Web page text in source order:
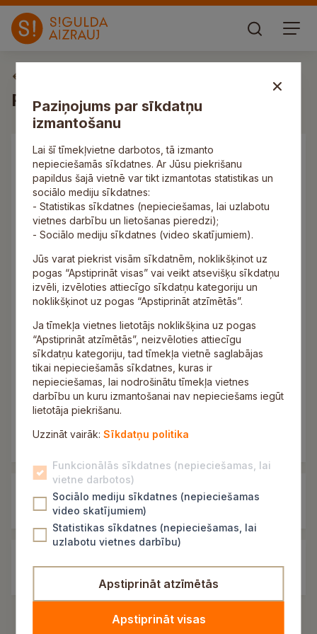
Pirmsskolas izglītība
Pirmsskolas izglītības iestādes
PII “Ābelīte”
PII “Ieviņa”
PII “Krimulda”
PII “Māllēpīte”
PII “Pasaciņa”
PII “Pīlādzītis”
PII “Saulīte”
PII “Tornīši”
Allažu pamatskolas pirmsskolas grupa
Garlība Merķeļa Lēdurgas pamatskolas
pirmsskolas grupa
Inčukalna pamatskolas pirmsskolas grupa
Mores pamatskolas pirmsskolas grupa
PII “Ezerciems”
PII “Minka”
Pašvaldības līdzfinansējums
privātajiem bērnudārziem
pirmsskolas izglītības iestādēs
Paziņojums par sīkdatņu
izmantošanu
Lai šī tīmekļvietne darbotos, tā izmanto
nepieciešamās sīkdatnes. Ar Jūsu piekrišanu
papildus šajā vietnē var tikt izmantotas statistikas un
sociālo mediju sīkdatnes:
- Statistikas sīkdatnes (nepieciešamas, lai uzlabotu
vietnes darbību un lietošanas pieredzi);
- Sociālo mediju sīkdatnes (video skatījumiem).
Jūs varat piekrist visām sīkdatnēm, noklikšķinot uz
pogas “Apstiprināt visas” vai veikt atsevišķu sīkdatņu
izvēli, izvēloties attiecīgo sīkdatņu kategoriju un
noklikšķinot uz pogas “Apstiprināt atzīmētās”.
Ja tīmekļa vietnes lietotājs noklikšķina uz pogas
“Apstiprināt atzīmētās”, neizvēloties attiecīgu
sīkdatņu kategoriju, tad tīmekļa vietnē saglabājas
tikai nepieciešamās sīkdatnes, kuras ir
nepieciešamas, lai nodrošinātu tīmekļa vietnes
darbību un kuru izmantošanai nav nepieciešams iegūt
lietotāja piekrišanu.
Uzzināt vairāk:Sīkdatņu politika
Funkcionālās sīkdatnes (nepieciešamas, lai
vietne darbotos)
Sociālo mediju sīkdatnes (nepieciešamas
video skatījumiem)
Statistikas sīkdatnes (nepieciešamas, lai
uzlabotu vietnes darbību)
Apstiprināt atzīmētās
Apstiprināt visas